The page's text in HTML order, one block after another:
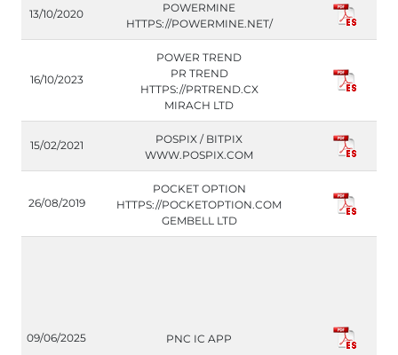
13/10/2020
POWERMINE
HTTPS://POWERMINE.NET/
16/10/2023
POWER TREND
PR TREND
HTTPS://PRTREND.CX
MIRACH LTD
15/02/2021
POSPIX / BITPIX
WWW.POSPIX.COM
26/08/2019
POCKET OPTION
HTTPS://POCKETOPTION.COM
GEMBELL LTD
09/06/2025 PNC IC APP